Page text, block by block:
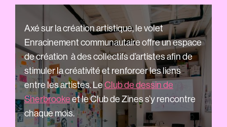
Axé sur la création artistique, le volet
Enracinement communautaire offre un espace
de création à des collectifs d’artistes afin de
stimuler la créativité et renforcer les liens
entre les artistes. LeClub de dessin de
Sherbrookeet le Club de Zines s’y rencontre
chaque mois.